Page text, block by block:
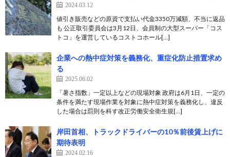
2024.03.12
値引き販売などの原資で支払い代金3350万減額、不当に返品
も 公正取引委員会は3月12日、会員制の大型スーパー「コス
トコ」を運営しているコストコホール[…]
企業への熱中症対策を義務化、重症化防止措置求め
る
2025.06.02
「暑さ指数」一定以上などの現場対象 政府は6月1日、一定の
条件を満たす現場作業を対象に熱中症対策を義務化し、違反
した場合は罰則を科す改正労働安全衛生規[…]
岸田首相、トラックドライバーの10％前後賃上げに
期待表明
2024.02.16